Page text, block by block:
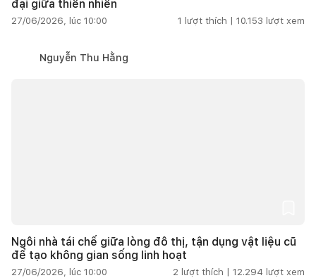
đại giữa thiên nhiên
27/06/2026, lúc 10:00 1 lượt thích | 10.153 lượt xem
Nguyễn Thu Hằng
Ngôi nhà tái chế giữa lòng đô thị, tận dụng vật liệu cũ
để tạo không gian sống linh hoạt
27/06/2026, lúc 10:00 2 lượt thích | 12.294 lượt xem